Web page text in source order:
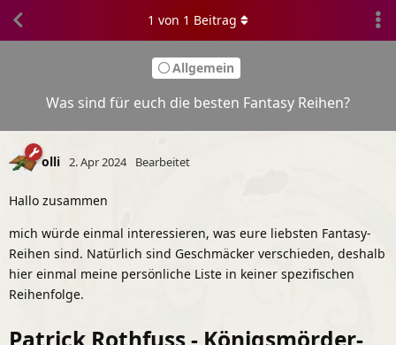
Allgemein
Was sind für euch die besten Fantasy Reihen?
1 von 1 Beitrag
olli 2. Apr 2024 Bearbeitet
Hallo zusammen
mich würde einmal interessieren, was eure liebsten Fantasy-
Reihen sind. Natürlich sind Geschmäcker verschieden, deshalb
hier einmal meine persönliche Liste in keiner spezifischen
Reihenfolge.